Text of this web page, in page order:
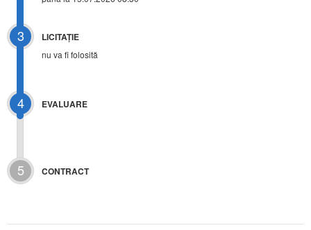
3 LICITAŢIE
nu va fi folosită
4 EVALUARE
5 CONTRACT